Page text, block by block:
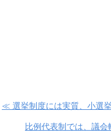
≪ 選挙制度には実質、小選
比例代表制では、議